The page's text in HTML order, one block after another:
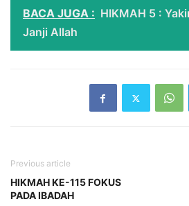
BACA JUGA : HIKMAH 5 :
Janji Allah
Previous article
HIKMAH KE-115 FOKUS
PADA IBADAH